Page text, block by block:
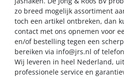
zo breed mogelijk assortiment
toch een artikel ontbreken, dan
contact met ons opnemen voor
en/of bestelling tegen een
bereiken via info@jrs.nl of
Wij leveren in heel Nederland,
professionele service en